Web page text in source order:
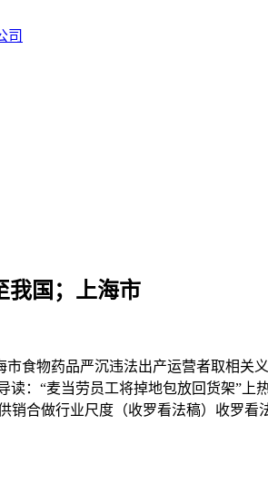
我国；上海市
物药品严沉违法出产运营者取相关义
：“麦当劳员工将掉地包放回货架”
销合做行业尺度（收罗看法稿）收罗